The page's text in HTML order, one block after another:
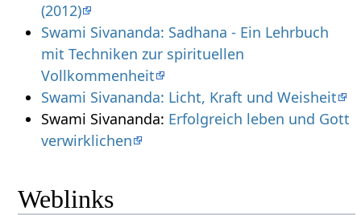
(2012)
Swami Sivananda: Sadhana - Ein Lehrbuch
mit Techniken zur spirituellen
Vollkommenheit
Swami Sivananda: Licht, Kraft und Weisheit
Swami Sivananda: Erfolgreich leben und Gott
verwirklichen
Weblinks